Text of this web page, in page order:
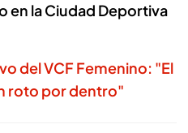
en la Ciudad Deportiva
del VCF Femenino: "El
roto por dentro"